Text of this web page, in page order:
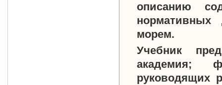
описанию
нормативных
морем.
Учебник
академия;
руководящих